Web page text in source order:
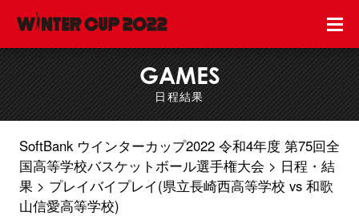
GAMES
日程結果
SoftBank ウインターカップ2022 令和4年度 第75回全
国高等学校バスケットボール選手権大会
日程・結
果
プレイバイプレイ(県立長崎西高等学校 vs 和歌
山信愛高等学校)